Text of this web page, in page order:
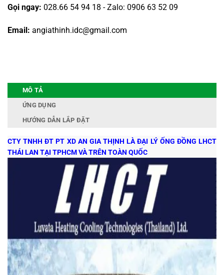
Gọi ngay: 028.66 54 94 18 - Zalo: 0906 63 52 09
Email: angiathinh.idc@gmail.com
MÔ TẢ
ỨNG DỤNG
HƯỚNG DẪN LẮP ĐẶT
CTY TNHH ĐT PT XD AN GIA THỊNH LÀ ĐẠI LÝ ỐNG ĐỒNG LHCT
THÁI LAN TẠI TPHCM VÀ TRÊN TOÀN QUỐC